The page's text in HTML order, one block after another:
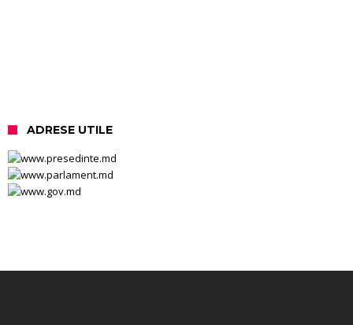
ADRESE UTILE